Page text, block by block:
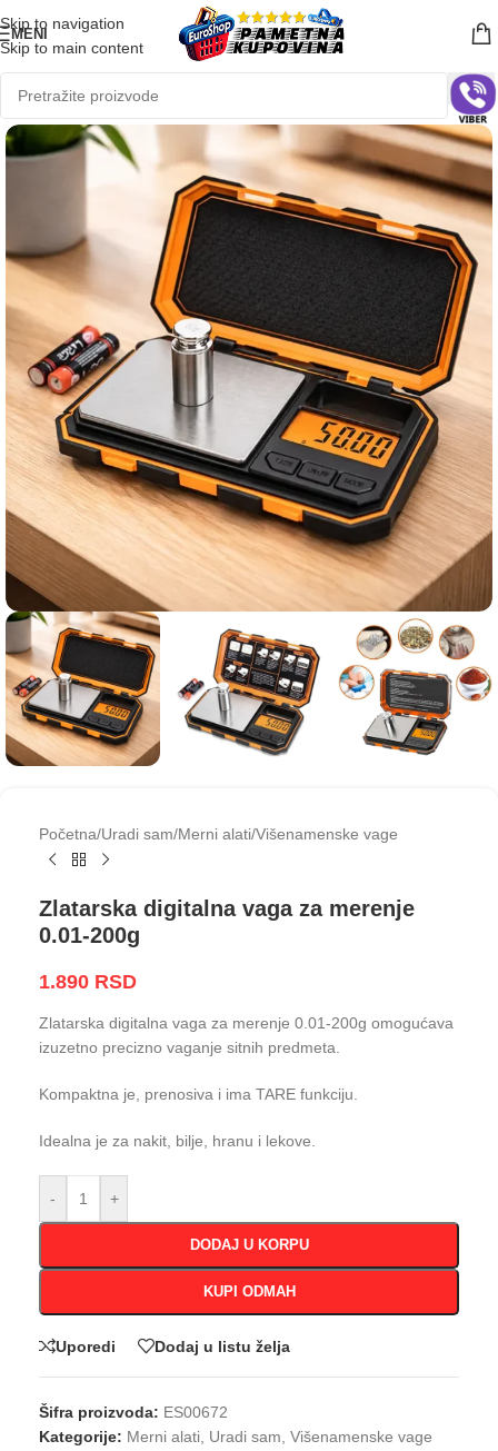
Skip to navigation
Skip to main content
MENI
Početna/Uradi sam/Merni alati/Višenamenske vage
Zlatarska digitalna vaga za merenje
0.01-200g
1.890 RSD
Zlatarska digitalna vaga za merenje 0.01-200g omogućava
izuzetno precizno vaganje sitnih predmeta.
Kompaktna je, prenosiva i ima TARE funkciju.
Idealna je za nakit, bilje, hranu i lekove.
- +
DODAJ U KORPU
KUPI ODMAH
Uporedi Dodaj u listu želja
Šifra proizvoda: ES00672
Kategorije: Merni alati, Uradi sam, Višenamenske vage